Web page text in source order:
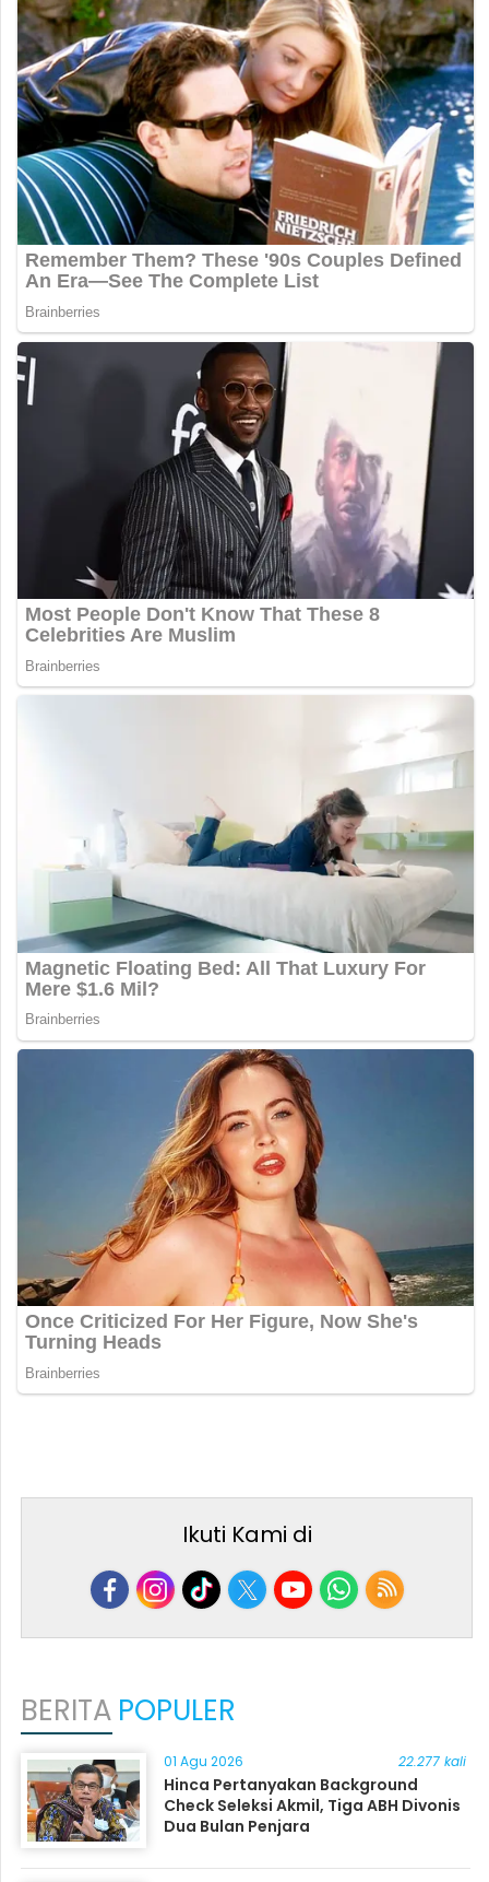
Ikuti Kami di
BERITA POPULER
01 Agu 2026 22.277 kali
Hinca Pertanyakan Background
Check Seleksi Akmil, Tiga ABH Divonis
Dua Bulan Penjara